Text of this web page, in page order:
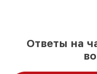
Ответы на